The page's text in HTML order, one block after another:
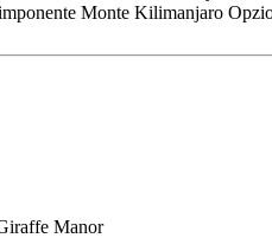
Monte Kilimanjaro